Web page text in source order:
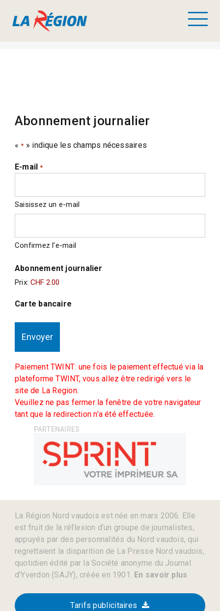
Abonnement journalier
«* » indique les champs nécessaires
E-mail *
Saisissez un e-mail
Confirmez l’e-mail
Abonnement journalier
Prix:
Carte bancaire
Paiement TWINT: une fois le paiement effectué via la
plateforme TWINT, vous allez être redirigé vers le
site de La Region.
Veuillez ne pas fermer la fenêtre de votre navigateur
tant que la redirection n’a été effectuée.
PARTENAIRES
La Région Nord vaudois est née en mars 2006. Elle
est fruit de la réflexion d’un groupe de journalistes,
appuyés par des personnalités du Nord vaudois, qui
regrettaient la disparition de La Presse Nord vaudois,
quotidien édité par la Société anonyme du Journal
d’Yverdon (SAJY), créée en 1901. En savoir plus
Tarifs publicitaires